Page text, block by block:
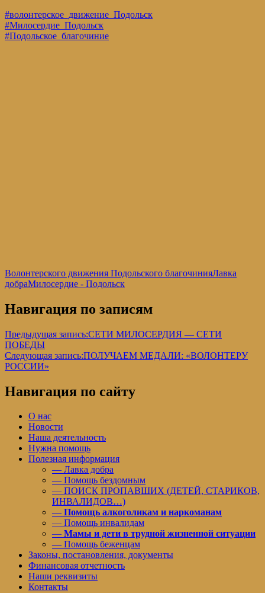
#волонтерское_движение_Подольск
#Милосердие_Подольск
#Подольское_благочиние
Волонтерского движения Подольского благочинияЛавка
добраМилосердие - Подольск
Навигация по записям
Предыдущая запись:СЕТИ МИЛОСЕРДИЯ — СЕТИ
ПОБЕДЫ
Следующая запись:ПОЛУЧАЕМ МЕДАЛИ: «ВОЛОНТЕРУ
РОССИИ»
Навигация по сайту
О нас
Новости
Наша деятельность
Нужна помощь
Полезная информация
— Лавка добра
— Помощь бездомным
— ПОИСК ПРОПАВШИХ (ДЕТЕЙ, СТАРИКОВ,
ИНВАЛИДОВ…)
— Помощь алкоголикам и наркоманам
— Помощь инвалидам
— Мамы и дети в трудной жизненной ситуации
— Помощь беженцам
Законы, постановления, документы
Финансовая отчетность
Наши реквизиты
Контакты